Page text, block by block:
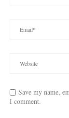
Save my name,
I comment.